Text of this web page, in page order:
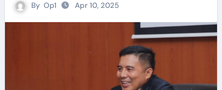
By Op1 Apr 10, 2025